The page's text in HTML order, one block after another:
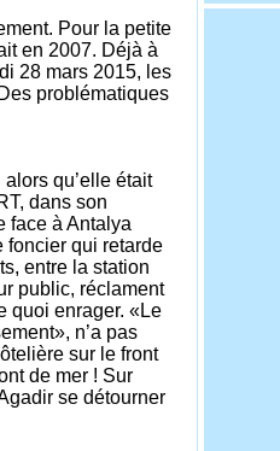
Pour la petite
en 2007. Déjà à
28 mars 2015, les
problématiques
qu’elle était
dans son
face à Antalya
foncier qui retarde
entre la station
public, réclament
quoi enrager. «Le
n’a pas
sur le front
de mer ! Sur
se détourner